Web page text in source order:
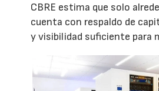
CBRE estima que solo
cuenta con respaldo de
y visibilidad suficiente para